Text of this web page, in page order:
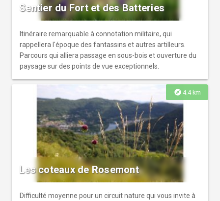
Sentier du Fort et des Batteries
Itinéraire remarquable à connotation militaire, qui
rappellera l'époque des fantassins et autres artilleurs.
Parcours qui alliera passage en sous-bois et ouverture du
paysage sur des points de vue exceptionnels.
explore 4.4 km
Les coteaux de Rosemont
Difficulté moyenne pour un circuit nature qui vous invite à